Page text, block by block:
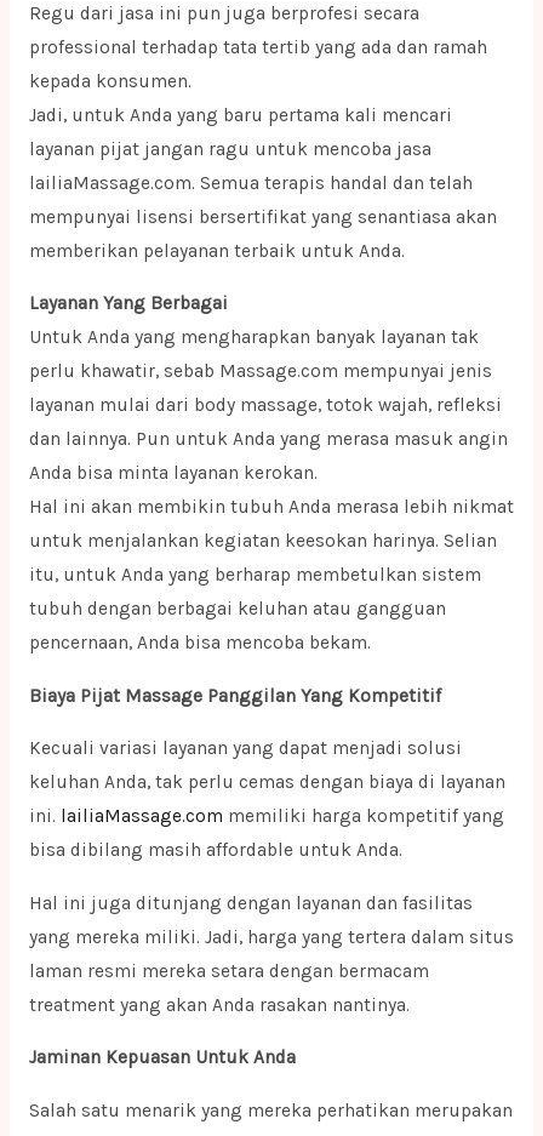
Regu dari jasa ini pun juga berprofesi secara
professional terhadap tata tertib yang ada dan ramah
kepada konsumen.
Jadi, untuk Anda yang baru pertama kali mencari
layanan pijat jangan ragu untuk mencoba jasa
lailiaMassage.com. Semua terapis handal dan telah
mempunyai lisensi bersertifikat yang senantiasa akan
memberikan pelayanan terbaik untuk Anda.
Layanan Yang Berbagai
Untuk Anda yang mengharapkan banyak layanan tak
perlu khawatir, sebab Massage.com mempunyai jenis
layanan mulai dari body massage, totok wajah, refleksi
dan lainnya. Pun untuk Anda yang merasa masuk angin
Anda bisa minta layanan kerokan.
Hal ini akan membikin tubuh Anda merasa lebih nikmat
untuk menjalankan kegiatan keesokan harinya. Selian
itu, untuk Anda yang berharap membetulkan sistem
tubuh dengan berbagai keluhan atau gangguan
pencernaan, Anda bisa mencoba bekam.
Biaya Pijat Massage Panggilan Yang Kompetitif
Kecuali variasi layanan yang dapat menjadi solusi
keluhan Anda, tak perlu cemas dengan biaya di layanan
ini. lailiaMassage.com memiliki harga kompetitif yang
bisa dibilang masih affordable untuk Anda.
Hal ini juga ditunjang dengan layanan dan fasilitas
yang mereka miliki. Jadi, harga yang tertera dalam situs
laman resmi mereka setara dengan bermacam
treatment yang akan Anda rasakan nantinya.
Jaminan Kepuasan Untuk Anda
Salah satu menarik yang mereka perhatikan merupakan